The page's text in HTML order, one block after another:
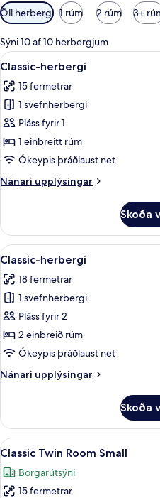
Síur
í
boði
fyrir
herbergi
Öll herbergi 1 rúm 2 rúm 3+
Sýni 10 af 10 herbergjum
Skoða
allar
myndir
fyrir
Classic-
herbergi
4
Classic-herbergi
15 fermetrar
1 svefnherbergi
Pláss fyrir 1
1 einbreitt rúm
Ókeypis þráðlaust net
Nánari upplýsingar
Nánari
herbergi
Skoða
Skoða
allar
myndir
fyrir
Classic-
herbergi
9
Classic-herbergi
18 fermetrar
1 svefnherbergi
Pláss fyrir 2
2 einbreið rúm
Ókeypis þráðlaust net
Nánari upplýsingar
Nánari
herbergi
Skoða
Skoða
allar
myndir
fyrir
8
Classic Twin Room Small
Borgarútsýni
15 fermetrar